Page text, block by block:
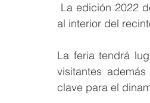
al interior del
La feria tendrá
visitantes
clave para el